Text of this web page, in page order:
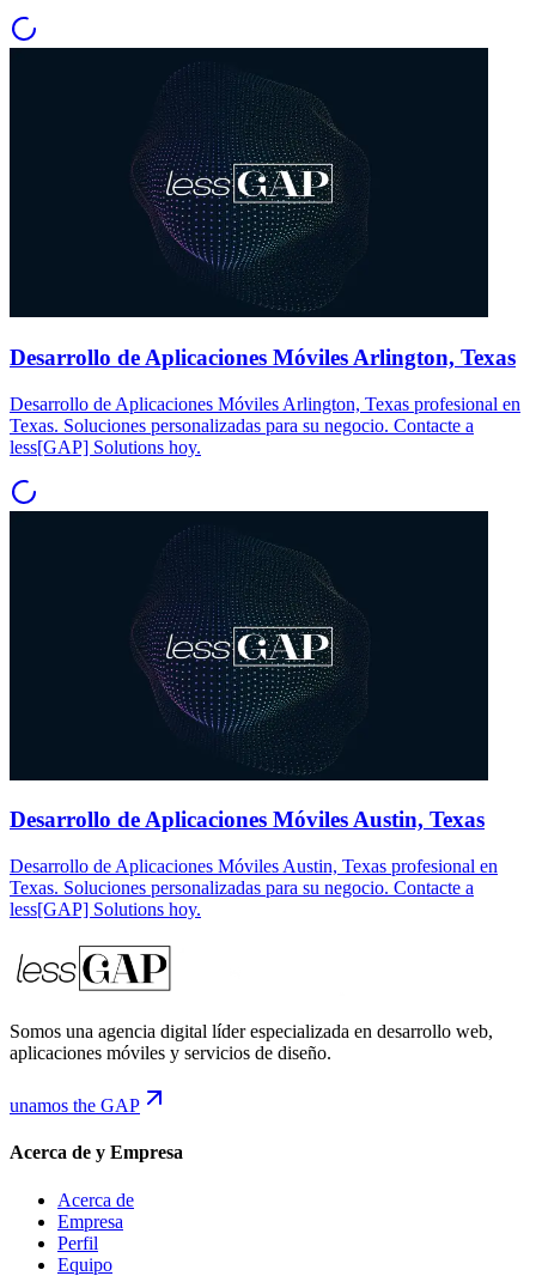
Desarrollo de Aplicaciones Móviles Arlington, Texas
Desarrollo de Aplicaciones Móviles Arlington, Texas profesional en
Texas. Soluciones personalizadas para su negocio. Contacte a
less[GAP] Solutions hoy.
Desarrollo de Aplicaciones Móviles Austin, Texas
Desarrollo de Aplicaciones Móviles Austin, Texas profesional en
Texas. Soluciones personalizadas para su negocio. Contacte a
less[GAP] Solutions hoy.
Somos una agencia digital líder especializada en desarrollo web,
aplicaciones móviles y servicios de diseño.
unamos the GAP
Acerca de y Empresa
Acerca de
Empresa
Perfil
Equipo